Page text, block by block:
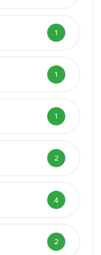
1
1
1
2
4
2